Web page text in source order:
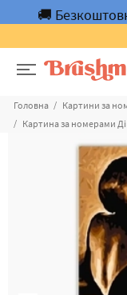
🚚
Головна Картини за
Картина за номерами